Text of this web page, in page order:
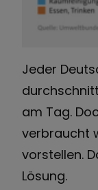
Jeder
am Tag.
verbraucht
vorstellen.
Lösung.